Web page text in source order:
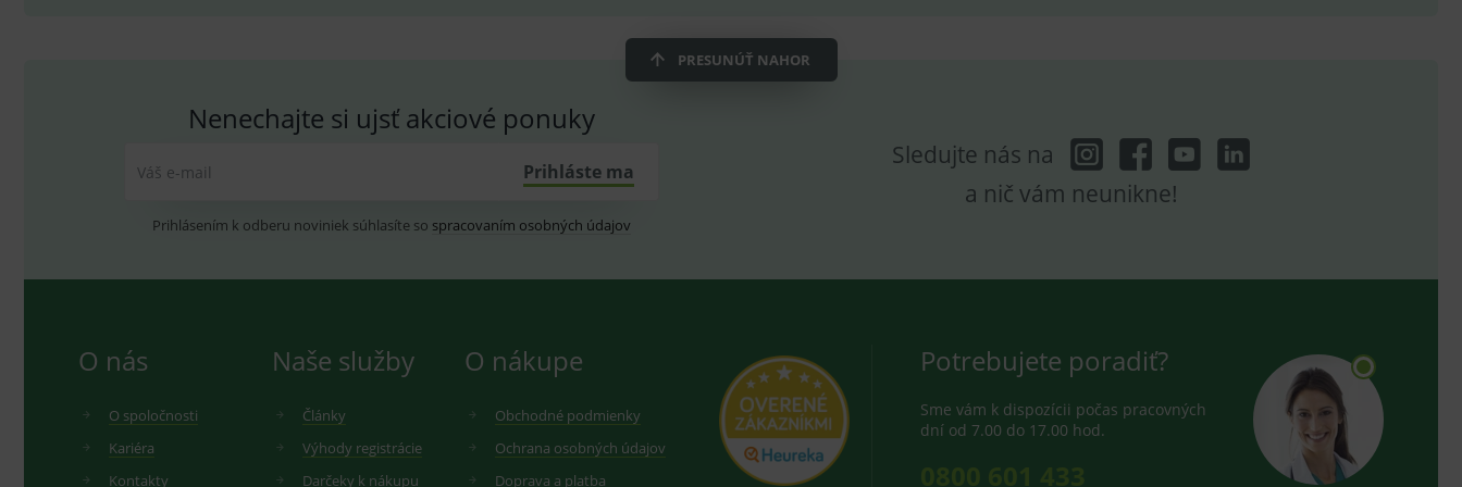
PRESUNÚŤ NAHOR
Nenechajte si ujsť akciové ponuky
Váš e-mail Prihláste ma
Prihlásením k odberu noviniek súhlasíte so spracovaním osobných údajov
Sledujte nás na
a nič vám neunikne!
O nás
O spoločnosti
Kariéra
Kontakty
Naše služby
Články
Výhody registrácie
Darčeky k nákupu
O nákupe
Obchodné podmienky
Ochrana osobných údajov
Doprava a platba
Potrebujete poradiť?
Sme vám k dispozícii počas pracovných
dní od 7.00 do 17.00 hod.